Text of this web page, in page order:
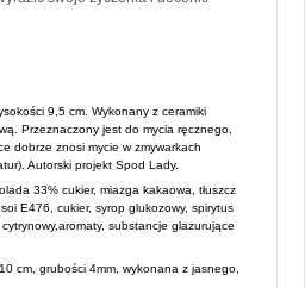
9,5 cm. Wykonany z ceramiki
Przeznaczony jest do mycia ręcznego,
dobrze znosi mycie w zmywarkach
Autorski projekt Spod Lady.
33% cukier, miazga kakaowa, tłuszcz
E476, cukier, syrop glukozowy, spirytus
substancje glazurujące
cm, grubości 4mm, wykonana z jasnego,